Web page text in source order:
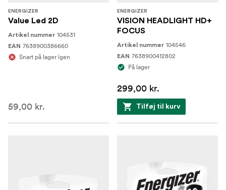
ENERGIZER
Value Led 2D
Artikel nummer 104531
EAN 7638900386660
Snart på lager igen
59,00 kr.
ENERGIZER
VISION HEADLIGHT HD+
FOCUS
Artikel nummer 104546
EAN 7638900412802
På lager
299,00 kr.
Tilføj til kurv